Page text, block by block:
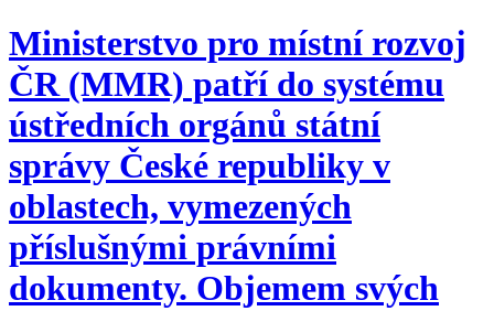
Ministerstvo pro místní rozvoj
ČR (MMR) patří do systému
ústředních orgánů státní
správy České republiky v
oblastech, vymezených
příslušnými právními
dokumenty. Objemem svých